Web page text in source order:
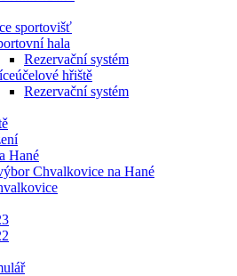
sportovišť
hala
Rezervační systém
hřiště
Rezervační systém
Hané
Chvalkovice na Hané